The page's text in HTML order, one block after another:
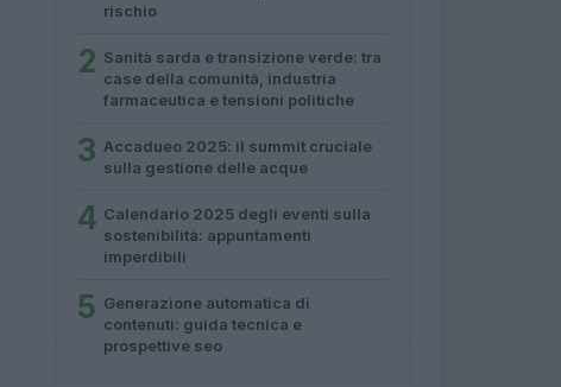
rischio
2 Sanità sarda e transizione verde: tra
case della comunità, industria
farmaceutica e tensioni politiche
3 Accadueo 2025: il summit cruciale
sulla gestione delle acque
4 Calendario 2025 degli eventi sulla
sostenibilità: appuntamenti
imperdibili
5 Generazione automatica di
contenuti: guida tecnica e
prospettive seo